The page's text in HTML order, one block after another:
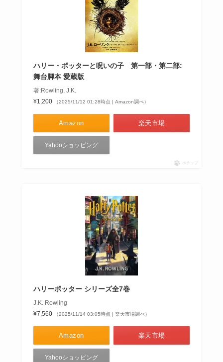
ハリー・ポッターと呪いの子 第一部・第二部:
舞台脚本 愛蔵版
著:Rowling, J.K.
¥1,200
（2025/11/12 01:28時点 | Amazon調べ）
Amazon 楽天市場
Yahooショッピング
ポチップ
ハリーポッター シリーズ全7巻
J.K. Rowling
¥7,560
（2025/11/14 03:05時点 | 楽天市場調べ）
Amazon 楽天市場
Yahooショッピング